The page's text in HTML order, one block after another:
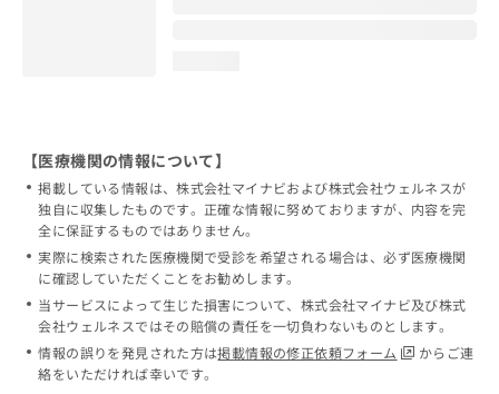
【医療機関の情報について】
掲載している情報は、株式会社マイナビおよび株式会社ウェルネスが
独自に収集したものです。正確な情報に努めておりますが、内容を完
全に保証するものではありません。
実際に検索された医療機関で受診を希望される場合は、必ず医療機関
に確認していただくことをお勧めします。
当サービスによって生じた損害について、株式会社マイナビ及び株式
会社ウェルネスではその賠償の責任を一切負わないものとします。
情報の誤りを発見された方は掲載情報の修正依頼フォーム
からご連
絡をいただければ幸いです。